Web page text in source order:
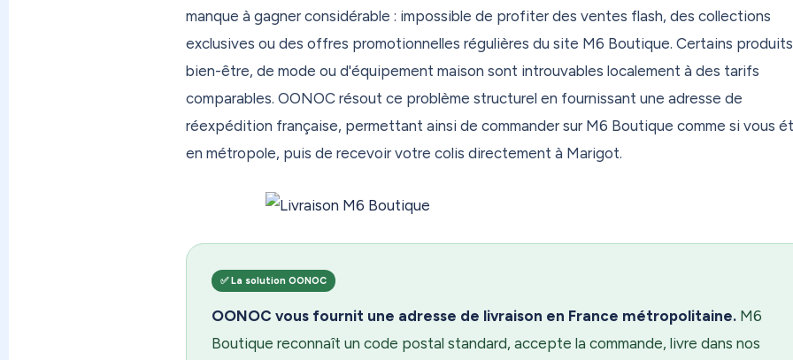
prioritaire avec indemnisation en cas de casse ou de perte ? Activez Secure Plus. Prévisualisez
colis avant le départ avec My Preview pour expédier en toute sérénité. Et réglez vos droits de
douane à l'avance avec EasyDuty — zéro surprise à l'arrivée. Chaque option est là si vous en
Depuis 2015, OONOC c'est l'expert de la réexpédition de colis en Outre-mer et à l'international.
Des milliers de clients — DOM-TOM, expatriés, particuliers et professionnels — nous font déjà
manque à gagner considérable : impossible de profiter des ventes flash, des collections
exclusives ou des offres promotionnelles régulières du site M6 Boutique. Certains
bien-être, de mode ou d'équipement maison sont introuvables localement à des tarifs
comparables. OONOC résout ce problème structurel en fournissant une adresse de
réexpédition française, permettant ainsi de commander sur M6 Boutique comme si vous
en métropole, puis de recevoir votre colis directement à Marigot.
✅ La solution OONOC
OONOC vous fournit une adresse de livraison en France métropolitaine. M6
Boutique reconnaît un code postal standard, accepte la commande, livre dans nos